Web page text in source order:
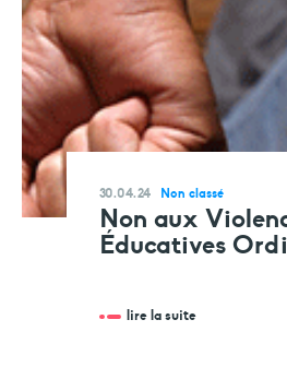
30.04.24 Non classé
Non aux
Éducatives
lire la suite